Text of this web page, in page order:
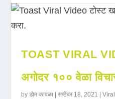
TOAST VIRAL
अगोदर १०० वेळा
byडोम कावळा |सप्टेंबर 18, 2021 |